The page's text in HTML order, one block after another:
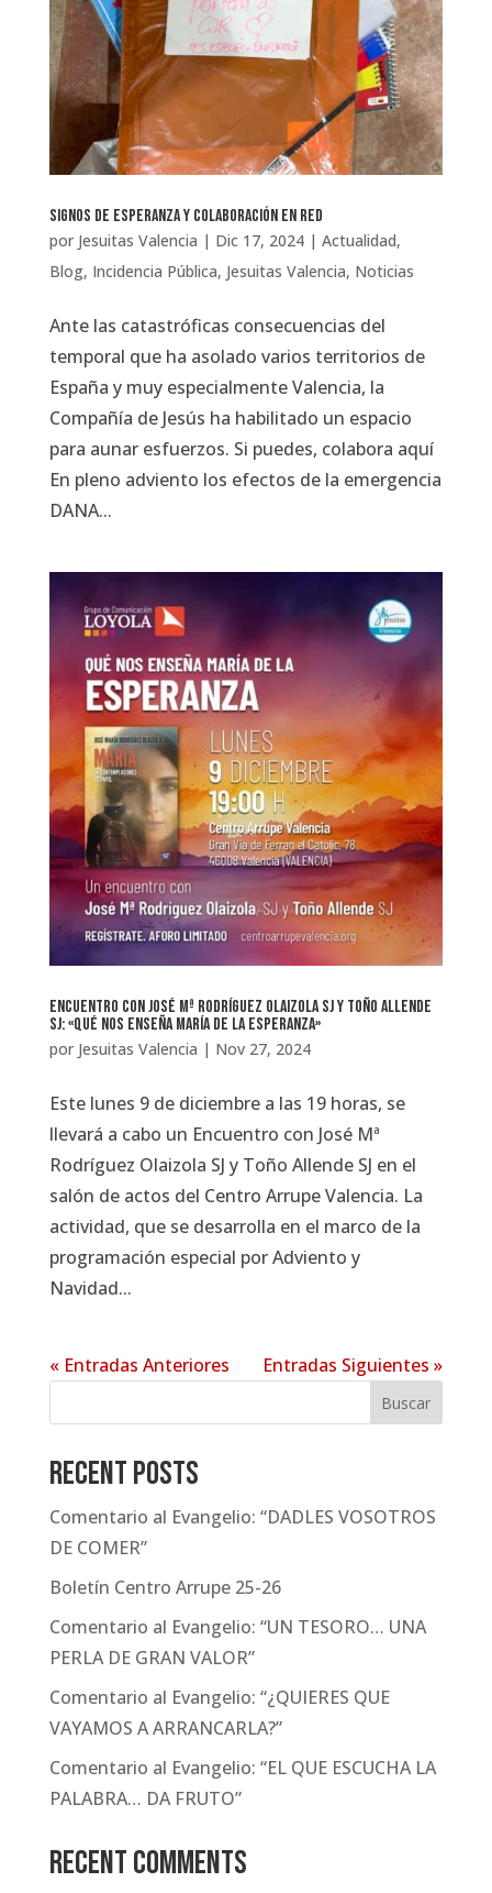
Signos de esperanza y colaboración en red
por Jesuitas Valencia | Dic 17, 2024| Actualidad,
Blog, Incidencia Pública, Jesuitas Valencia, Noticias
Ante las catastróficas consecuencias del
temporal que ha asolado varios territorios de
España y muy especialmente Valencia, la
Compañía de Jesús ha habilitado un espacio
para aunar esfuerzos. Si puedes, colabora aquí
En pleno adviento los efectos de la emergencia
DANA...
Encuentro con José Mª Rodríguez Olaizola SJ y Toño Allende
SJ: «Qué nos enseña María de la esperanza»
por Jesuitas Valencia | Nov 27, 2024
Este lunes 9 de diciembre a las 19 horas, se
llevará a cabo un Encuentro con José Mª
Rodríguez Olaizola SJ y Toño Allende SJ en el
salón de actos del Centro Arrupe Valencia. La
actividad, que se desarrolla en el marco de la
programación especial por Adviento y
Navidad...
« Entradas Anteriores Entradas Siguientes »
Buscar
Recent Posts
Comentario al Evangelio: “DADLES VOSOTROS
DE COMER”
Boletín Centro Arrupe 25-26
Comentario al Evangelio: “UN TESORO… UNA
PERLA DE GRAN VALOR”
Comentario al Evangelio: “¿QUIERES QUE
VAYAMOS A ARRANCARLA?”
Comentario al Evangelio: “EL QUE ESCUCHA LA
PALABRA… DA FRUTO”
Recent Comments